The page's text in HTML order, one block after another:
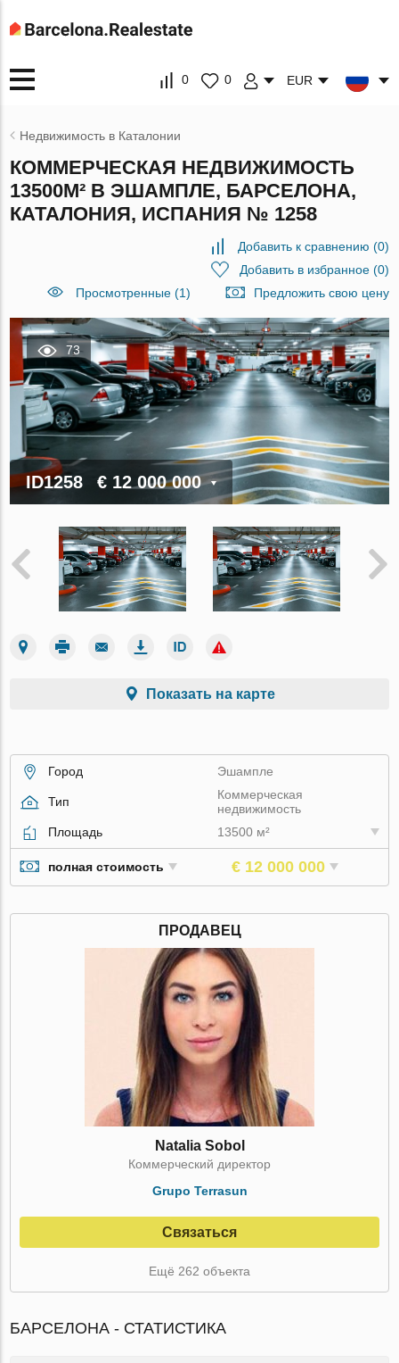
0 0 EUR
Недвижимость в Каталонии
КОММЕРЧЕСКАЯ НЕДВИЖИМОСТЬ
13500М² В ЭШАМПЛЕ, БАРСЕЛОНА,
КАТАЛОНИЯ, ИСПАНИЯ № 1258
Добавить к сравнению (0)
Добавить в избранное(0)
Просмотренные (1)
Предложить свою цену
73
ID1258 € 12 000 000
Показать на карте
Город Эшампле
Тип
Коммерческая
недвижимость
Площадь
13500 м²
полная стоимость € 12 000 000
ПРОДАВЕЦ
Natalia Sobol
Коммерческий директор
Grupo Terrasun
Связаться
Ещё 262 объекта
БАРСЕЛОНА - СТАТИСТИКА